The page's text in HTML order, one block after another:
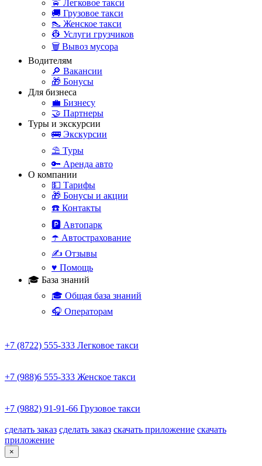
🚖 Легковое такси
🚚 Грузовое такси
👠 Женское такси
👷 Услуги грузчиков
🗑️ Вывоз мусора
Водителям
🔎 Вакансии
🎁 Бонусы
Для бизнеса
💼 Бизнесу
🤝 Партнеры
Туры и экскурсии
🚌 Экскурсии
⛱️ Туры
🔑 Аренда авто
О компании
💵 Тарифы
🎁 Бонусы и акции
☎️ Контакты
🅿️ Автопарк
☂️ Автострахование
✍️ Отзывы
♥️ Помощь
🎓 База знаний
🎓 Общая база знаний
🎧 Операторам
+7 (8722) 555-333 Легковое такси
+7 (988)6 555-333 Женское такси
+7 (9882) 91-91-66 Грузовое такси
сделать заказ сделать заказ скачать приложение скачать
приложение
×